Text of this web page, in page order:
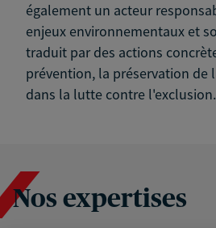
également un acteur
enjeux environnementaux et
traduit par des actions
prévention, la préservation de
dans la lutte contre l'exclusion.
Nos expertises